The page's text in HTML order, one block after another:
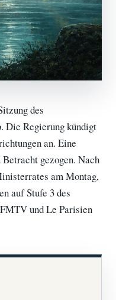
des
Die Regierung kündigt
an. Eine
gezogen. Nach
am Montag,
auf Stufe 3 des
und Le Parisien